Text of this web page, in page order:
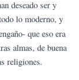
deseado ser y
lo moderno, y
que eso era
almas, de buena
religiones.